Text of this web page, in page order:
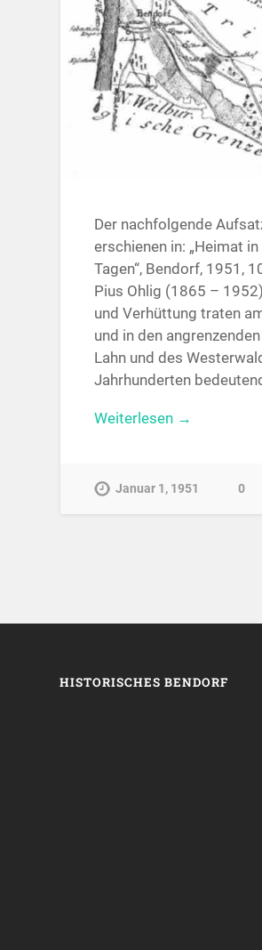
Der nachfolgende
erschienen in: „Heimat
Tagen“, Bendorf, 1951,
Pius Ohlig (1865 –
und Verhüttung traten
und in den
Lahn und des
Jahrhunderten
Weiterlesen →
Januar 1, 1951 0
HISTORISCHES BENDORF